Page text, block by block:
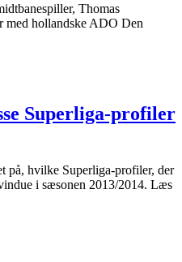
Thomas
med hollandske ADO Den
Superliga-profiler
på, hvilke Superliga-profiler, der
i sæsonen 2013/2014. Læs